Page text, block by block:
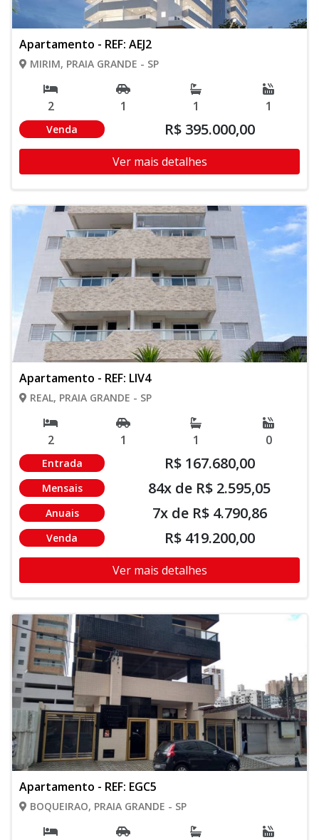
Apartamento - REF: AEJ2
MIRIM, PRAIA GRANDE - SP
2 1 1 1
Venda R$ 395.000,00
Ver mais detalhes
Apartamento - REF: LIV4
REAL, PRAIA GRANDE - SP
2 1 1 0
Entrada R$ 167.680,00
Mensais 84x de R$ 2.595,05
Anuais 7x de R$ 4.790,86
Venda R$ 419.200,00
Ver mais detalhes
Apartamento - REF: EGC5
BOQUEIRAO, PRAIA GRANDE - SP